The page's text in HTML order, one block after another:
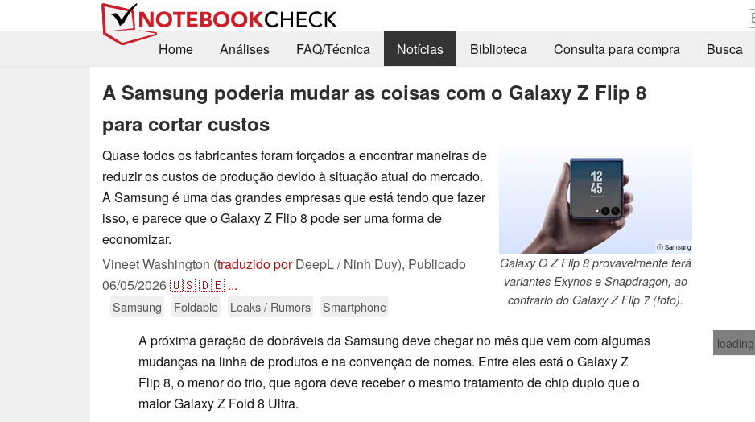
Home
Análises FAQ/Técnica Notícias Biblioteca Consulta para compra Busca
A Samsung poderia mudar as coisas com o Galaxy Z Flip 8
para cortar custos
ⓘ Samsung
Galaxy O Z Flip 8 provavelmente terá
variantes Exynos e Snapdragon, ao
contrário do Galaxy Z Flip 7 (foto).
Quase todos os fabricantes foram forçados a encontrar maneiras de
reduzir os custos de produção devido à situação atual do mercado.
A Samsung é uma das grandes empresas que está tendo que fazer
isso, e parece que o Galaxy Z Flip 8 pode ser uma forma de
economizar.
Vineet Washington (traduzido porDeepL / Ninh Duy), Publicado
06/05/2026🇺🇸🇩🇪 ...
Samsung Foldable Leaks / Rumors Smartphone
A próxima geração de dobráveis da Samsung deve chegar no mês que vem com algumas
mudanças na linha de produtos e na convenção de nomes. Entre eles está o Galaxy Z
Flip 8, o menor do trio, que agora deve receber o mesmo tratamento de chip duplo que o
maior Galaxy Z Fold 8 Ultra.